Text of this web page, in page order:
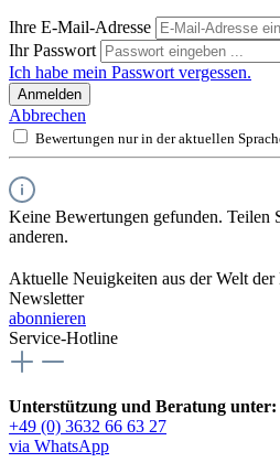
Ihre E-Mail-Adresse
Ihr Passwort
Ich habe mein Passwort vergessen.
Anmelden
Abbrechen
Bewertungen nur in der aktuellen
Keine Bewertungen gefunden. Teilen
anderen.
Aktuelle Neuigkeiten aus der Welt
Newsletter
abonnieren
Service-Hotline
Unterstützung und Beratung unter:
+49 (0) 3632 66 63 27
via WhatsApp